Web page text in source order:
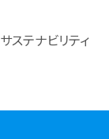
サステナビリティ